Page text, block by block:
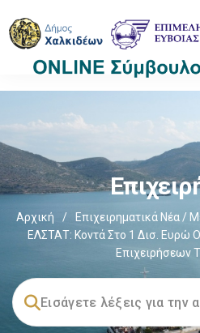
Αρχική / Επιχειρηματικά Νέα /
ΕΛΣΤΑΤ: Κοντά Στο 1 Δισ. Ευρώ
Επιχειρήσεων